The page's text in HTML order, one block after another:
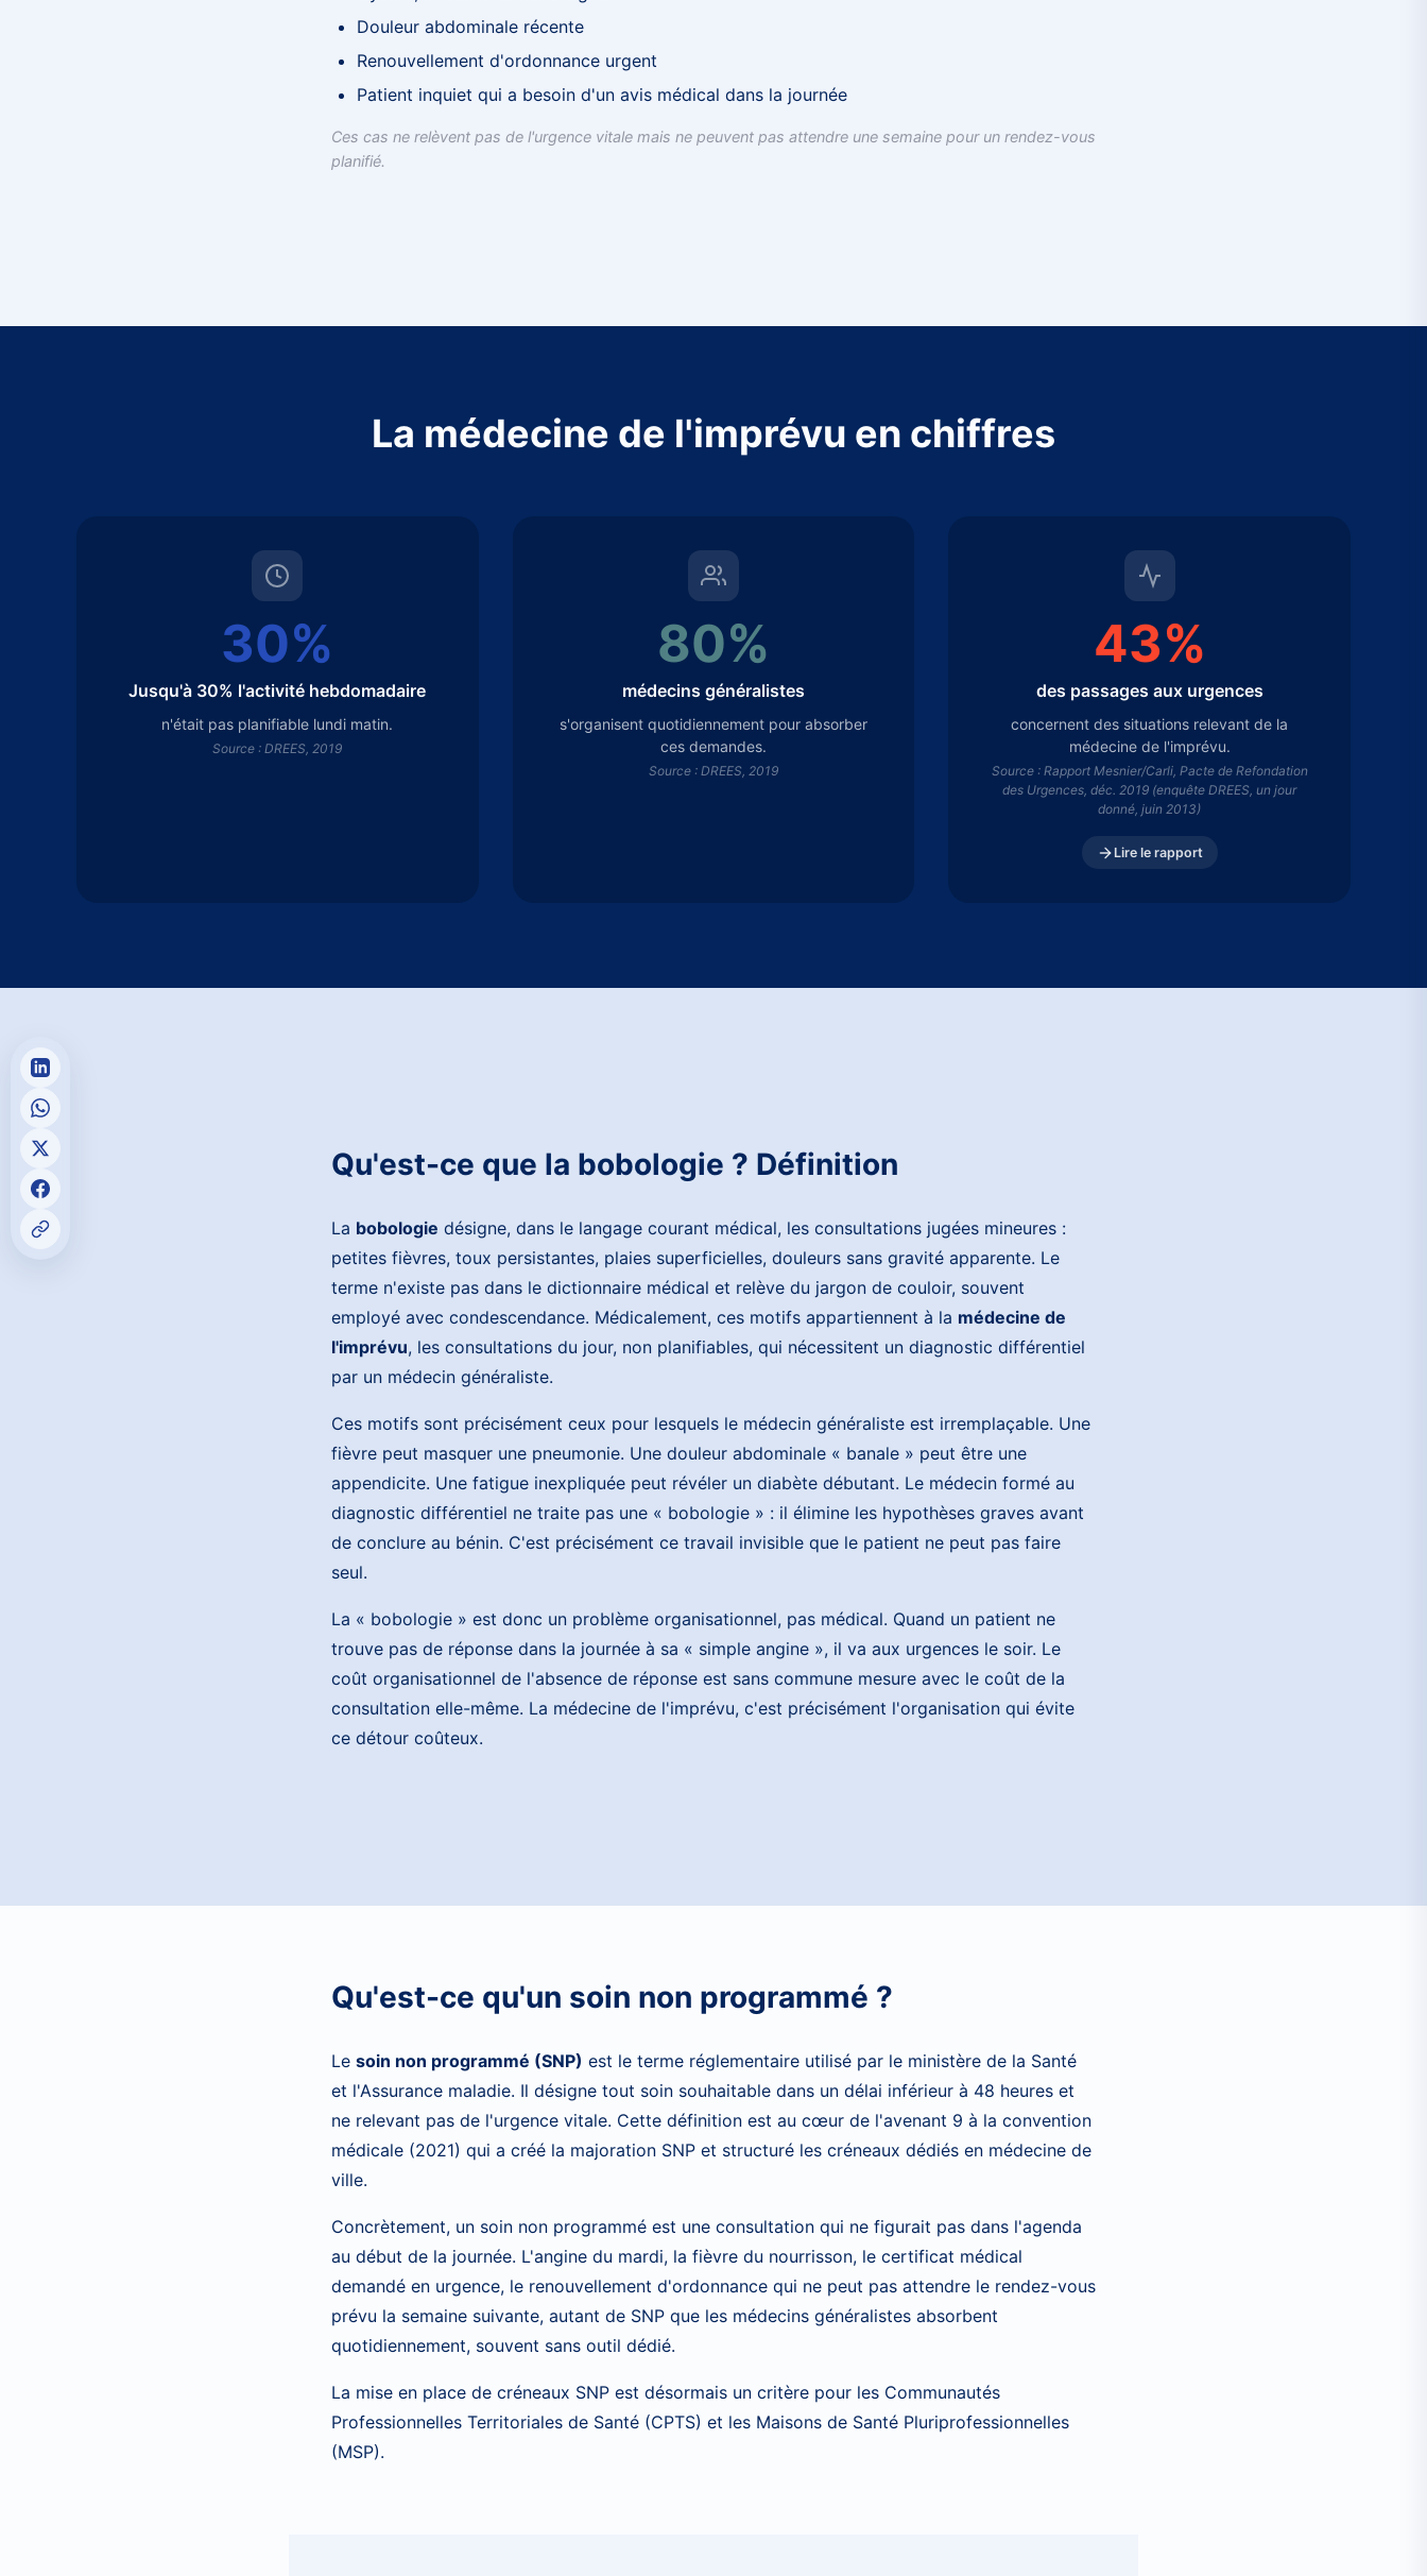
Douleur abdominale récente
Renouvellement d'ordonnance urgent
Patient inquiet qui a besoin d'un avis médical dans la journée
Ces cas ne relèvent pas de l'urgence vitale mais ne peuvent pas attendre une semaine pour un rendez-vous
planifié.
La médecine de l'imprévu en chiffres
30%
Jusqu'à 30% l'activité hebdomadaire
n'était pas planifiable lundi matin.
Source : DREES, 2019
80%
médecins généralistes
s'organisent quotidiennement pour absorber
ces demandes.
Source : DREES, 2019
43%
des passages aux urgences
concernent des situations relevant de la
médecine de l'imprévu.
Source : Rapport Mesnier/Carli, Pacte de Refondation
des Urgences, déc. 2019 (enquête DREES, un jour
donné, juin 2013)
Lire le rapport
Qu'est-ce que la bobologie ? Définition
La bobologie désigne, dans le langage courant médical, les consultations jugées mineures :
petites fièvres, toux persistantes, plaies superficielles, douleurs sans gravité apparente. Le
terme n'existe pas dans le dictionnaire médical et relève du jargon de couloir, souvent
employé avec condescendance. Médicalement, ces motifs appartiennent à la médecine de
l'imprévu, les consultations du jour, non planifiables, qui nécessitent un diagnostic différentiel
par un médecin généraliste.
Ces motifs sont précisément ceux pour lesquels le médecin généraliste est irremplaçable. Une
fièvre peut masquer une pneumonie. Une douleur abdominale « banale » peut être une
appendicite. Une fatigue inexpliquée peut révéler un diabète débutant. Le médecin formé au
diagnostic différentiel ne traite pas une « bobologie » : il élimine les hypothèses graves avant
de conclure au bénin. C'est précisément ce travail invisible que le patient ne peut pas faire
seul.
La « bobologie » est donc un problème organisationnel, pas médical. Quand un patient ne
trouve pas de réponse dans la journée à sa « simple angine », il va aux urgences le soir. Le
coût organisationnel de l'absence de réponse est sans commune mesure avec le coût de la
consultation elle-même. La médecine de l'imprévu, c'est précisément l'organisation qui évite
ce détour coûteux.
Qu'est-ce qu'un soin non programmé ?
Le soin non programmé (SNP) est le terme réglementaire utilisé par le ministère de la Santé
et l'Assurance maladie. Il désigne tout soin souhaitable dans un délai inférieur à 48 heures et
ne relevant pas de l'urgence vitale. Cette définition est au cœur de l'avenant 9 à la convention
médicale (2021) qui a créé la majoration SNP et structuré les créneaux dédiés en médecine de
ville.
Concrètement, un soin non programmé est une consultation qui ne figurait pas dans l'agenda
au début de la journée. L'angine du mardi, la fièvre du nourrisson, le certificat médical
demandé en urgence, le renouvellement d'ordonnance qui ne peut pas attendre le rendez-vous
prévu la semaine suivante, autant de SNP que les médecins généralistes absorbent
quotidiennement, souvent sans outil dédié.
La mise en place de créneaux SNP est désormais un critère pour les Communautés
Professionnelles Territoriales de Santé (CPTS) et les Maisons de Santé Pluriprofessionnelles
(MSP).